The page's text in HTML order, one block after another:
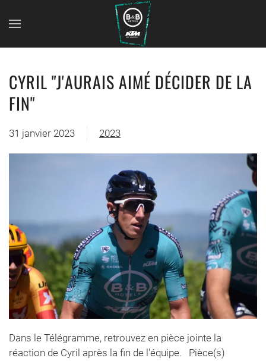
CYRIL "J'AURAIS AIMÉ DÉCIDER DE LA
FIN"
31 janvier 2023 2023
Dans le Télégramme, retrouvez en pièce jointe la
réaction de Cyril après la fin de l'équipe. Pièce(s)